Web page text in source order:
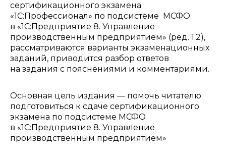
сертификационного экзамена
«1С:Профессионал» по подсистеме МСФО
в «1С:Предприятие 8. Управление
производственным предприятием» (ред. 1.2),
рассматриваются варианты экзаменационных
заданий, приводится разбор ответов
на задания с пояснениями и комментариями.
Основная цель издания — помочь читателю
подготовиться к сдаче сертификационного
экзамена по подсистеме МСФО
в «1С:Предприятие 8. Управление
производственным предприятием»